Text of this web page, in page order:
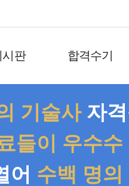
시판 합격수기
기술사자격
들이 우수수
어 수백 명